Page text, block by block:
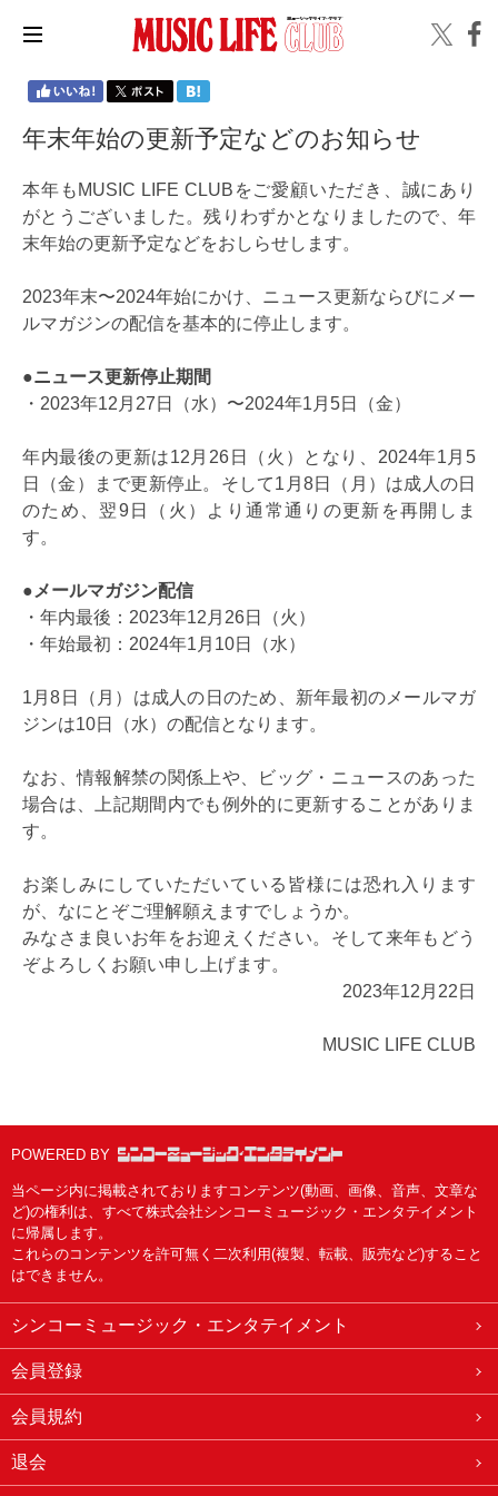
年末年始の更新予定などのお知らせ
本年もMUSIC LIFE CLUBをご愛顧いただき、誠にあり
がとうございました。残りわずかとなりましたので、年
末年始の更新予定などをおしらせします。
2023年末〜2024年始にかけ、ニュース更新ならびにメー
ルマガジンの配信を基本的に停止します。
●ニュース更新停止期間
・2023年12月27日（水）〜2024年1月5日（金）
年内最後の更新は12月26日（火）となり、2024年1月5
日（金）まで更新停止。そして1月8日（月）は成人の日
のため、翌9日（火）より通常通りの更新を再開しま
す。
●メールマガジン配信
・年内最後：2023年12月26日（火）
・年始最初：2024年1月10日（水）
1月8日（月）は成人の日のため、新年最初のメールマガ
ジンは10日（水）の配信となります。
なお、情報解禁の関係上や、ビッグ・ニュースのあった
場合は、上記期間内でも例外的に更新することがありま
す。
お楽しみにしていただいている皆様には恐れ入ります
が、なにとぞご理解願えますでしょうか。
みなさま良いお年をお迎えください。そして来年もどう
ぞよろしくお願い申し上げます。
2023年12月22日
MUSIC LIFE CLUB
POWERED BY
当ページ内に掲載されておりますコンテンツ(動画、画像、音声、文章な
ど)の権利は、すべて株式会社シンコーミュージック・エンタテイメント
に帰属します。
これらのコンテンツを許可無く二次利用(複製、転載、販売など)すること
はできません。
シンコーミュージック・エンタテイメント
会員登録
会員規約
退会